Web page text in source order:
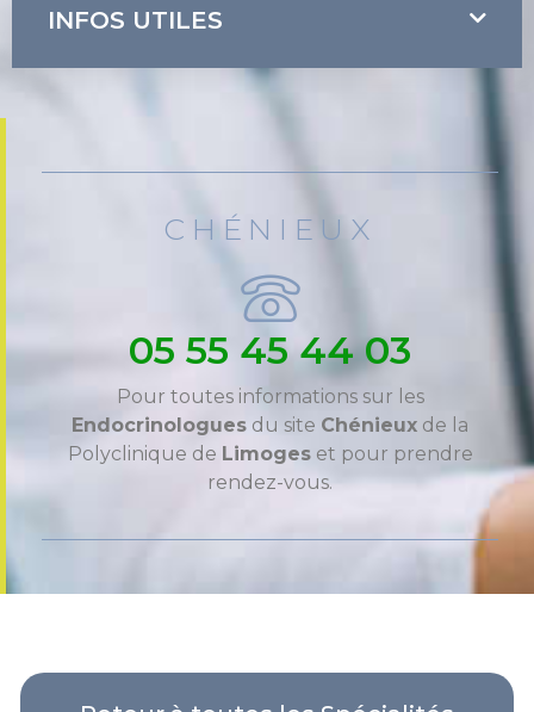
INFOS UTILES
CHÉNIEUX
05 55 45 44 03
Pour toutes informations sur les
Endocrinologues du site Chénieux de la
Polyclinique de Limogeset pour prendre
rendez-vous.